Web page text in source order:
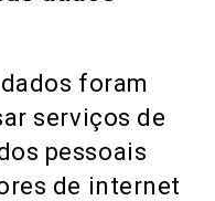
foram
serviços de
pessoais
de internet